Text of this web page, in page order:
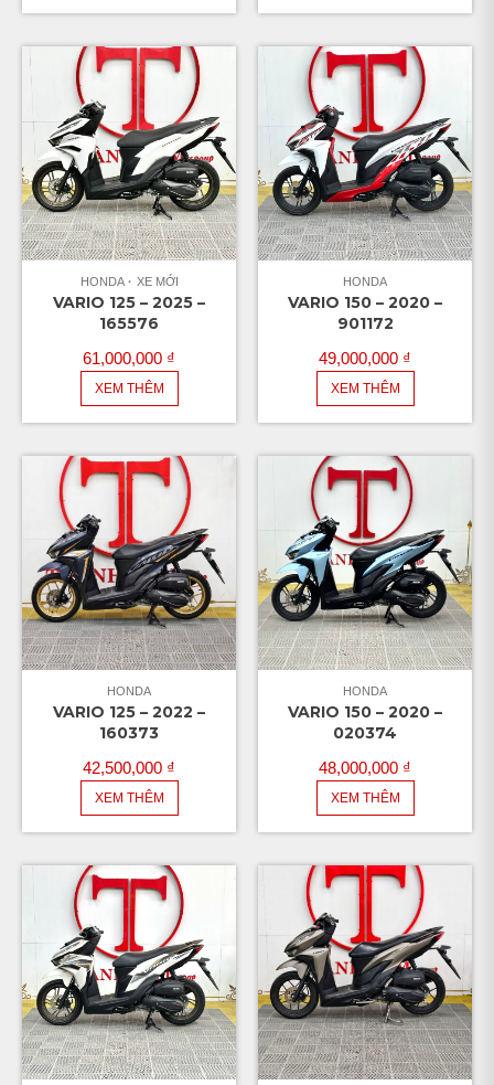
HONDA XE MỚI
VARIO 125 – 2025 –
165576
61,000,000 ₫
XEM THÊM
HONDA
VARIO 150 – 2020 –
901172
49,000,000 ₫
XEM THÊM
HONDA
VARIO 125 – 2022 –
160373
42,500,000 ₫
XEM THÊM
HONDA
VARIO 150 – 2020 –
020374
48,000,000 ₫
XEM THÊM